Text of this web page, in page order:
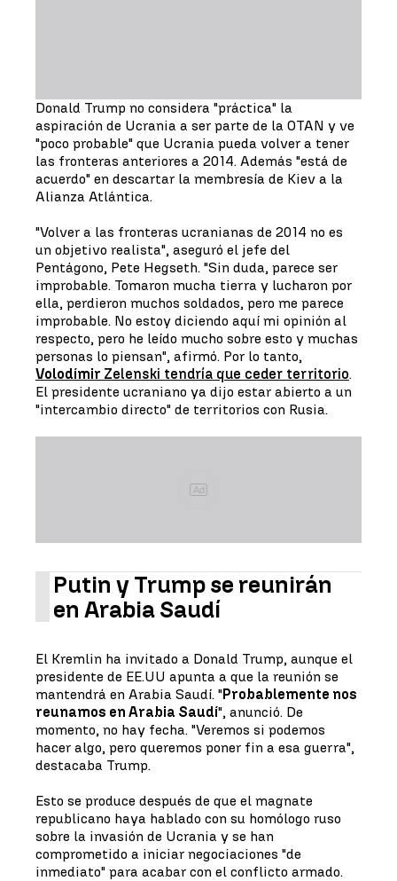
Donald Trump no considera "práctica" la
aspiración de Ucrania a ser parte de la OTAN y ve
"poco probable" que Ucrania pueda volver a tener
las fronteras anteriores a 2014. Además "está de
acuerdo" en descartar la membresía de Kiev a la
Alianza Atlántica.
"Volver a las fronteras ucranianas de 2014 no es
un objetivo realista", aseguró el jefe del
Pentágono, Pete Hegseth. "Sin duda, parece ser
improbable. Tomaron mucha tierra y lucharon por
ella, perdieron muchos soldados, pero me parece
improbable. No estoy diciendo aquí mi opinión al
respecto, pero he leído mucho sobre esto y muchas
personas lo piensan", afirmó. Por lo tanto,
Volodímir Zelenski tendría que ceder territorio.
El presidente ucraniano ya dijo estar abierto a un
"intercambio directo" de territorios con Rusia.
Ad
Putin y Trump se reunirán
en Arabia Saudí
El Kremlin ha invitado a Donald Trump, aunque el
presidente de EE.UU apunta a que la reunión se
mantendrá en Arabia Saudí. "Probablemente nos
reunamos en Arabia Saudí", anunció. De
momento, no hay fecha. "Veremos si podemos
hacer algo, pero queremos poner fin a esa guerra",
destacaba Trump.
Esto se produce después de que el magnate
republicano haya hablado con su homólogo ruso
sobre la invasión de Ucrania y se han
comprometido a iniciar negociaciones "de
inmediato" para acabar con el conflicto armado.